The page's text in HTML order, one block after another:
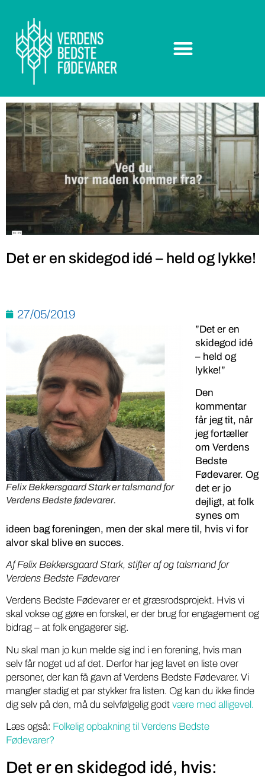
Det er en skidegod idé – held og lykke!
27/05/2019
Felix Bekkersgaard Stark er talsmand for
Verdens Bedste fødevarer.
”Det er en
skidegod idé
– held og
lykke!”
Den
kommentar
får jeg tit, når
jeg fortæller
om Verdens
Bedste
Fødevarer. Og
det er jo
dejligt, at folk
synes om
ideen bag foreningen, men der skal mere til, hvis vi for
alvor skal blive en succes.
Af Felix Bekkersgaard Stark, stifter af og talsmand for
Verdens Bedste Fødevarer
Verdens Bedste Fødevarer er et græsrodsprojekt. Hvis vi
skal vokse og gøre en forskel, er der brug for engagement og
bidrag – at folk engagerer sig.
Nu skal man jo kun melde sig ind i en forening, hvis man
selv får noget ud af det. Derfor har jeg lavet en liste over
personer, der kan få gavn af Verdens Bedste Fødevarer. Vi
mangler stadig et par stykker fra listen. Og kan du ikke finde
dig selv på den, må du selvfølgelig godt være med alligevel.
Læs også: Folkelig opbakning til Verdens Bedste
Fødevarer?
Det er en skidegod idé, hvis: